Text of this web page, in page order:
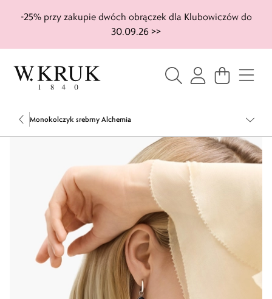
-25% przy zakupie dwóch obrączek dla Klubowiczów do
30.09.26 >>
Monokolczyk srebrny Alchemia